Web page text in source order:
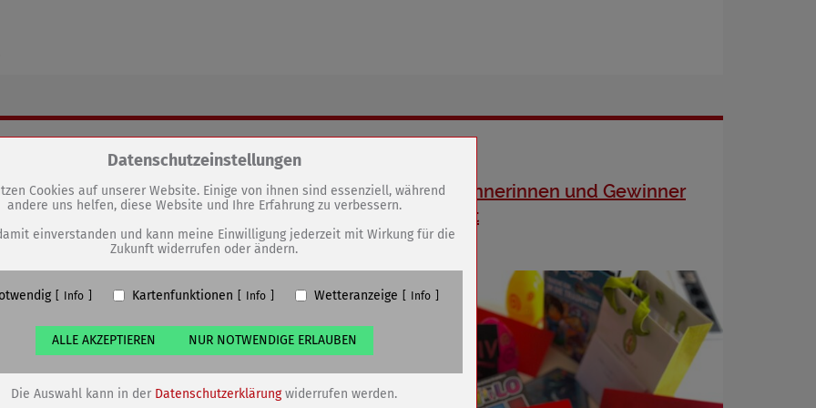
Stadtansichten-Schau öffnet am
Internationalen Museumstag
23 Gewinnerinnen und Gewinner
ermittelt
Zum Betrieb der Seite notwendige Cookies / Drittanbieter:
PHP Session Cookie
Eigentümer dieser Website (Wenko-Wenselaar GmbH & Co. KG)
Absicherung Kontaktformular / SPAM Schutz
PHPSESSID, fe_typo_user
undefined
Cookiespeicherung Entscheidungscookie
Cookies.
Datenschutzeinstellungen
Cookies auf unserer Website. Einige von ihnen sind essenziell, während
andere uns helfen, diese Website und Ihre Erfahrung zu verbessern.
einverstanden und kann meine Einwilligung jederzeit mit Wirkung für die
Zukunft widerrufen oder ändern.
Info Kartenfunktionen Info Wetteranzeige Info
ALLE AKZEPTIEREN NUR NOTWENDIGE ERLAUBEN
Die Auswahl kann in der Datenschutzerklärungwiderrufen werden.